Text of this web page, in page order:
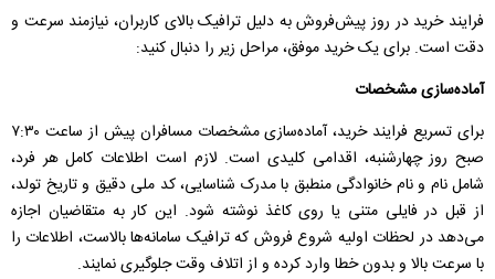
فرایند خرید در روز پیش‌فروش به دلیل ترافیک بالای کاربران، نیازمند سرعت و
دقت است. برای یک خرید موفق، مراحل زیر را دنبال کنید:
آماده‌سازی مشخصات
برای تسریع فرایند خرید، آماده‌سازی مشخصات مسافران پیش از ساعت ۷:۳۰
صبح روز چهارشنبه، اقدامی کلیدی است. لازم است اطلاعات کامل هر فرد،
شامل نام و نام خانوادگی منطبق با مدرک شناسایی، کد ملی دقیق و تاریخ تولد،
از قبل در فایلی متنی یا روی کاغذ نوشته شود. این کار به متقاضیان اجازه
می‌دهد در لحظات اولیه شروع فروش که ترافیک سامانه‌ها بالاست، اطلاعات را
با سرعت بالا و بدون خطا وارد کرده و از اتلاف وقت جلوگیری نمایند.